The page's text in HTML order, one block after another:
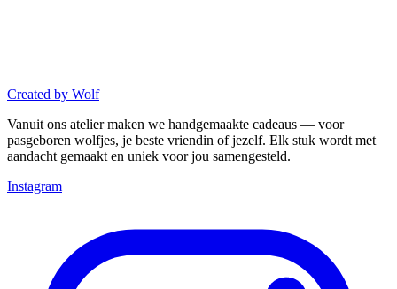
Created by Wolf
Vanuit ons atelier maken we handgemaakte cadeaus — voor
pasgeboren wolfjes, je beste vriendin of jezelf. Elk stuk wordt met
aandacht gemaakt en uniek voor jou samengesteld.
Instagram